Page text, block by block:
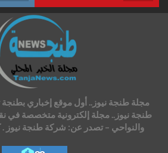
مجلة طنجة نيوز.. أول موقع إخباري بطنجة
طنجة نيوز.. مجلة إلكترونية متخصصة في
والنواحي – تصدر عن: شركة طنجة نيوز .